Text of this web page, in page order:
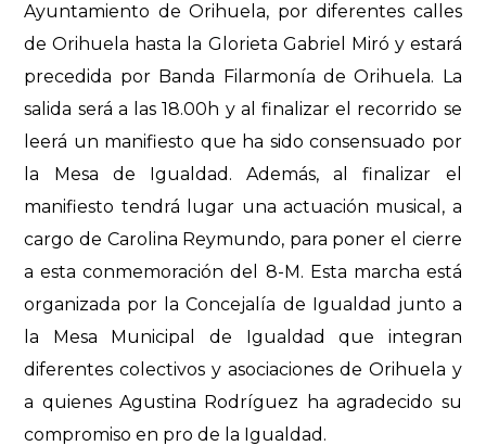
Ayuntamiento de Orihuela, por diferentes calles
de Orihuela hasta la Glorieta Gabriel Miró y estará
precedida por Banda Filarmonía de Orihuela. La
salida será a las 18.00h y al finalizar el recorrido se
leerá un manifiesto que ha sido consensuado por
la Mesa de Igualdad. Además, al finalizar el
manifiesto tendrá lugar una actuación musical, a
cargo de Carolina Reymundo, para poner el cierre
a esta conmemoración del 8-M. Esta marcha está
organizada por la Concejalía de Igualdad junto a
la Mesa Municipal de Igualdad que integran
diferentes colectivos y asociaciones de Orihuela y
a quienes Agustina Rodríguez ha agradecido su
compromiso en pro de la Igualdad.